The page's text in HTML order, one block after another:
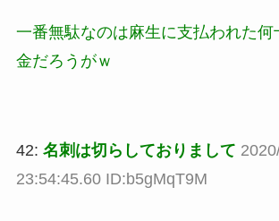
一番無駄なのは麻生に支払われた何
金だろうがｗ
42: 名刺は切らしておりまして
23:54:45.60 ID:b5gMqT9M